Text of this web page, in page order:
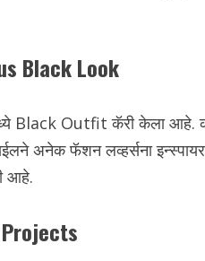
Black Look
Black Outfit कॅरी केला
अनेक फॅशन लव्हर्सना
आहे.